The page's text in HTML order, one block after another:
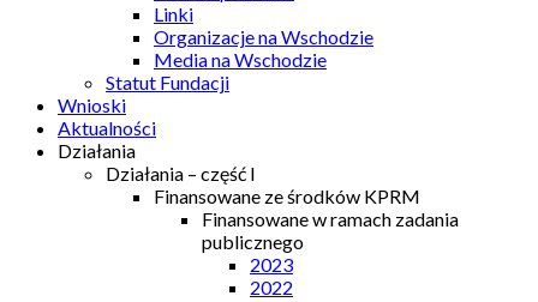
Linki
Organizacje na Wschodzie
Media na Wschodzie
Statut Fundacji
Wnioski
Aktualności
Działania
Działania – część I
Finansowane ze środków KPRM
Finansowane w ramach zadania
publicznego
2023
2022